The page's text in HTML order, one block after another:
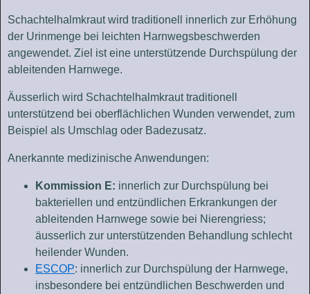
Schachtelhalmkraut wird traditionell innerlich zur Erhöhung
der Urinmenge bei leichten Harnwegsbeschwerden
angewendet. Ziel ist eine unterstützende Durchspülung der
ableitenden Harnwege.
Äusserlich wird Schachtelhalmkraut traditionell
unterstützend bei oberflächlichen Wunden verwendet, zum
Beispiel als Umschlag oder Badezusatz.
Anerkannte medizinische Anwendungen:
Kommission E: innerlich zur Durchspülung bei
bakteriellen und entzündlichen Erkrankungen der
ableitenden Harnwege sowie bei Nierengriess;
äusserlich zur unterstützenden Behandlung schlecht
heilender Wunden.
ESCOP: innerlich zur Durchspülung der Harnwege,
insbesondere bei entzündlichen Beschwerden und